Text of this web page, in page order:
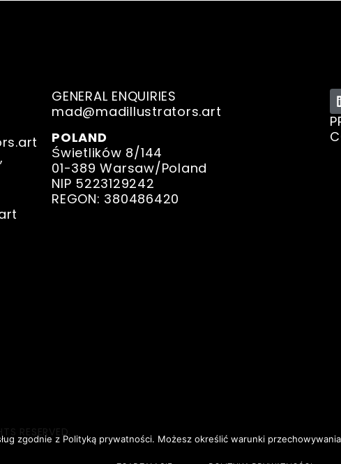
GENERAL ENQUIRIES
mad@madillustrators.art
POLAND
Świetlików 8/144
01-389 Warsaw/Poland
NIP 5223129242
REGON: 380486420
RESERVED.
zgodnie z Polityką prywatności. Możesz określić warunki